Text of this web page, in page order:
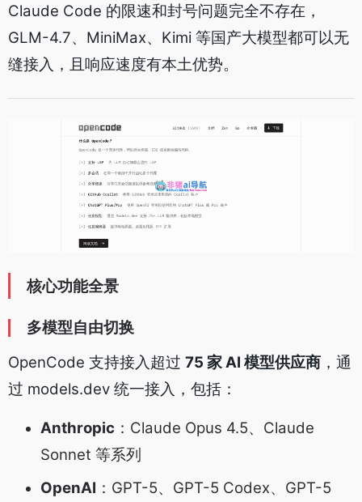
Claude Code 的限速和封号问题完全不存在，
GLM-4.7、MiniMax、Kimi 等国产大模型都可以无
缝接入，且响应速度有本土优势。
核心功能全景
多模型自由切换
OpenCode 支持接入超过 75 家 AI 模型供应商 ，通
过 models.dev 统一接入，包括：
Anthropic ：Claude Opus 4.5、Claude
Sonnet 等系列
OpenAI ：GPT-5、GPT-5 Codex、GPT-5